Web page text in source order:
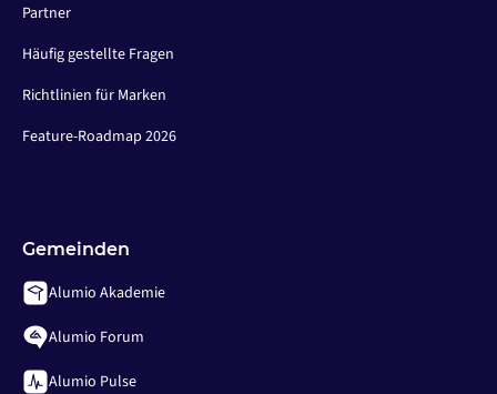
Partner
Häufig gestellte Fragen
Richtlinien für Marken
Feature-Roadmap 2026
Gemeinden
Alumio Akademie
Alumio Forum
Alumio Pulse